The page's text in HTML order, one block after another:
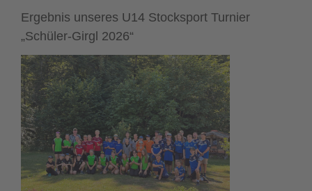
Ergebnis unseres U14 Stocksport Turnier
„Schüler-Girgl 2026“